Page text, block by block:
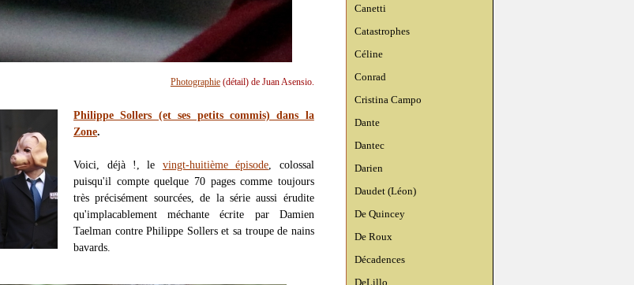
Canetti
Catastrophes
Céline
Conrad
Cristina Campo
Dante
Dantec
Darien
Daudet (Léon)
De Quincey
De Roux
Décadences
DeLillo
Photographie(détail) de Juan Asensio.
Philippe Sollers (et ses petits commis) dans la
Zone.
Voici, déjà !, le vingt-huitième épisode , colossal
puisqu'il compte quelque 70 pages comme toujours
très précisément sourcées, de la série aussi érudite
qu'implacablement méchante écrite par Damien
Taelman contre Philippe Sollers et sa troupe de nains
bavards.